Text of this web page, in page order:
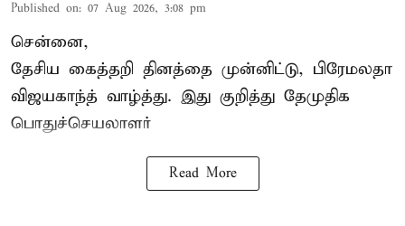
Published on: 07 Aug 2026, 3:08 pm
சென்னை,
தேசிய கைத்தறி தினத்தை முன்னிட்டு, பிரேமலதா
விஜயகாந்த் வாழ்த்து. இது குறித்து தேமுதிக
பொதுச்செயலாளர்
Read More